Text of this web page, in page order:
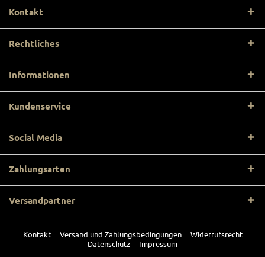
Kontakt
Rechtliches
Informationen
Kundenservice
Social Media
Zahlungsarten
Versandpartner
Kontakt Versand und Zahlungsbedingungen
Widerrufsrecht
Datenschutz
Impressum